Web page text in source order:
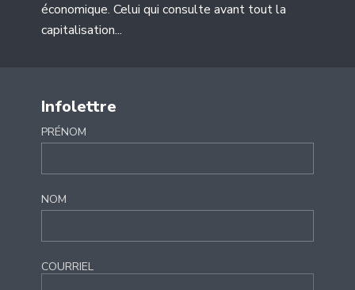
économique. Celui qui consulte avant tout la
capitalisation...
Infolettre
PRÉNOM
NOM
COURRIEL